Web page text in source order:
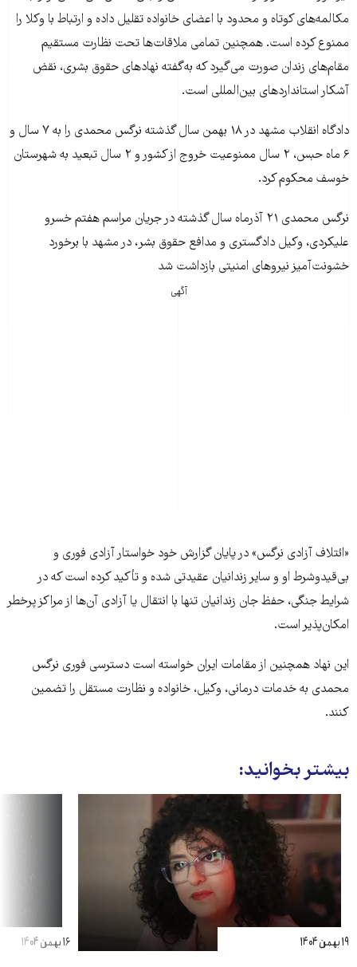
مکالمه‌های کوتاه و محدود با اعضای خانواده تقلیل داده و ارتباط با وکلا را
ممنوع کرده است. همچنین تمامی ملاقات‌ها تحت نظارت مستقیم
مقام‌های زندان صورت می‌گیرد که به‌گفته نهادهای حقوق بشری، نقض
آشکار استانداردهای بین‌المللی است.
دادگاه انقلاب مشهد در ۱۸ بهمن سال گذشته نرگس محمدی را به ۷ سال و
۶ ماه حبس، ۲ سال ممنوعیت خروج از کشور و ۲ سال تبعید به شهرستان
خوسف محکوم کرد.
نرگس محمدی ۲۱ آذرماه سال گذشته در جریان مراسم هفتم خسرو
علیکردی، وکیل دادگستری و مدافع حقوق بشر، در مشهد با برخورد
خشونت‌آمیز نیروهای امنیتی بازداشت شد
آگهی
«ائتلاف آزادی نرگس» در پایان گزارش خود خواستار آزادی فوری و
بی‌قیدوشرط او و سایر زندانیان عقیدتی شده و تأکید کرده است که در
شرایط جنگی، حفظ جان زندانیان تنها با انتقال یا آزادی آن‌ها از مراکز پرخطر
امکان‌پذیر است.
این نهاد همچنین از مقامات ایران خواسته است دسترسی فوری نرگس
محمدی به خدمات درمانی، وکیل، خانواده و نظارت مستقل را تضمین
کنند.
بیشتر بخوانید:
۱۹ بهمن ۱۴۰۴ ۱۶ بهمن ۱۴۰۴